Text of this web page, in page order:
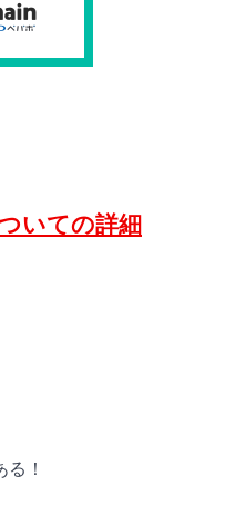
いての詳細
！